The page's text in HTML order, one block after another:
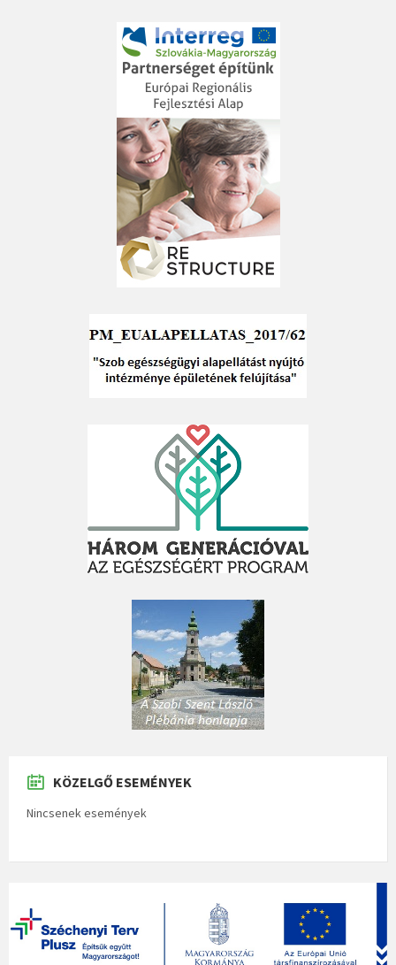
KÖZELGŐ ESEMÉNYEK
Nincsenek események